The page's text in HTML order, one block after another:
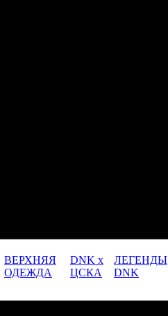
ВЕРХНЯЯ
ОДЕЖДА
DNK x
ЦСКА
ЛЕГЕНДЫ
DNK